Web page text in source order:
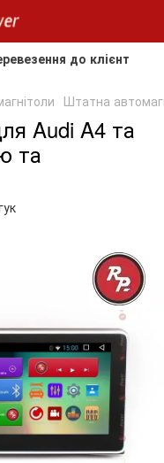
до клієнта, але не
Штатна
Audi A4 та
та